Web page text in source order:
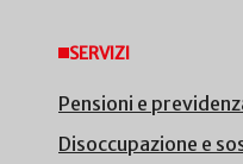
SERVIZI
Pensioni e
Disoccupazione e